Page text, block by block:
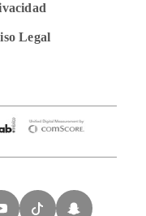
Legal